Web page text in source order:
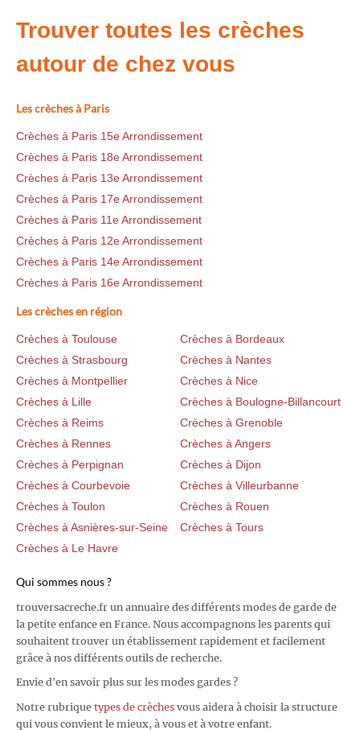
Trouver toutes les crèches
autour de chez vous
Les crèches à Paris
Crèches à Paris 15e Arrondissement
Crèches à Paris 18e Arrondissement
Crèches à Paris 13e Arrondissement
Crèches à Paris 17e Arrondissement
Crèches à Paris 11e Arrondissement
Crèches à Paris 12e Arrondissement
Crèches à Paris 14e Arrondissement
Crèches à Paris 16e Arrondissement
Les crèches en région
Crèches à Toulouse
Crèches à Bordeaux
Crèches à Strasbourg
Crèches à Nantes
Crèches à Montpellier
Crèches à Nice
Crèches à Lille
Crèches à Boulogne-Billancourt
Crèches à Reims
Crèches à Grenoble
Crèches à Rennes
Crèches à Angers
Crèches à Perpignan
Crèches à Dijon
Crèches à Courbevoie
Crèches à Villeurbanne
Crèches à Toulon
Crèches à Rouen
Crèches à Asnières-sur-Seine
Crèches à Tours
Crèches à Le Havre
Qui sommes nous ?
trouversacreche.fr un annuaire des différents modes de garde de
la petite enfance en France. Nous accompagnons les parents qui
souhaitent trouver un établissement rapidement et facilement
grâce à nos différents outils de recherche.
Envie d'en savoir plus sur les modes gardes ?
Notre rubrique types de crèches vous aidera à choisir la structure
qui vous convient le mieux, à vous et à votre enfant.